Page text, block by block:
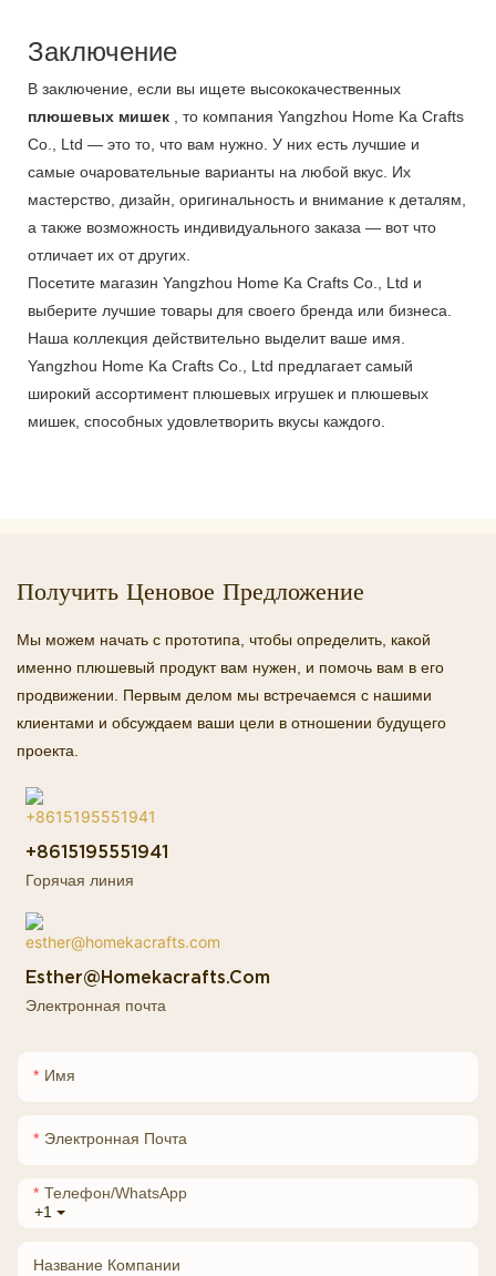
Заключение
В заключение, если вы ищете высококачественных
плюшевых мишек , то компания Yangzhou Home Ka Crafts
Co., Ltd — это то, что вам нужно. У них есть лучшие и
самые очаровательные варианты на любой вкус. Их
мастерство, дизайн, оригинальность и внимание к деталям,
а также возможность индивидуального заказа — вот что
отличает их от других.
Посетите магазин Yangzhou Home Ka Crafts Co., Ltd и
выберите лучшие товары для своего бренда или бизнеса.
Наша коллекция действительно выделит ваше имя.
Yangzhou Home Ka Crafts Co., Ltd предлагает самый
широкий ассортимент плюшевых игрушек и плюшевых
мишек, способных удовлетворить вкусы каждого.
Получить Ценовое Предложение
Мы можем начать с прототипа, чтобы определить, какой
именно плюшевый продукт вам нужен, и помочь вам в его
продвижении. Первым делом мы встречаемся с нашими
клиентами и обсуждаем ваши цели в отношении будущего
проекта.
+8615195551941
Горячая линия
Esther@homekacrafts.com
Электронная почта
Имя
Электронная Почта
+1
Телефон/WhatsApp
Название Компании